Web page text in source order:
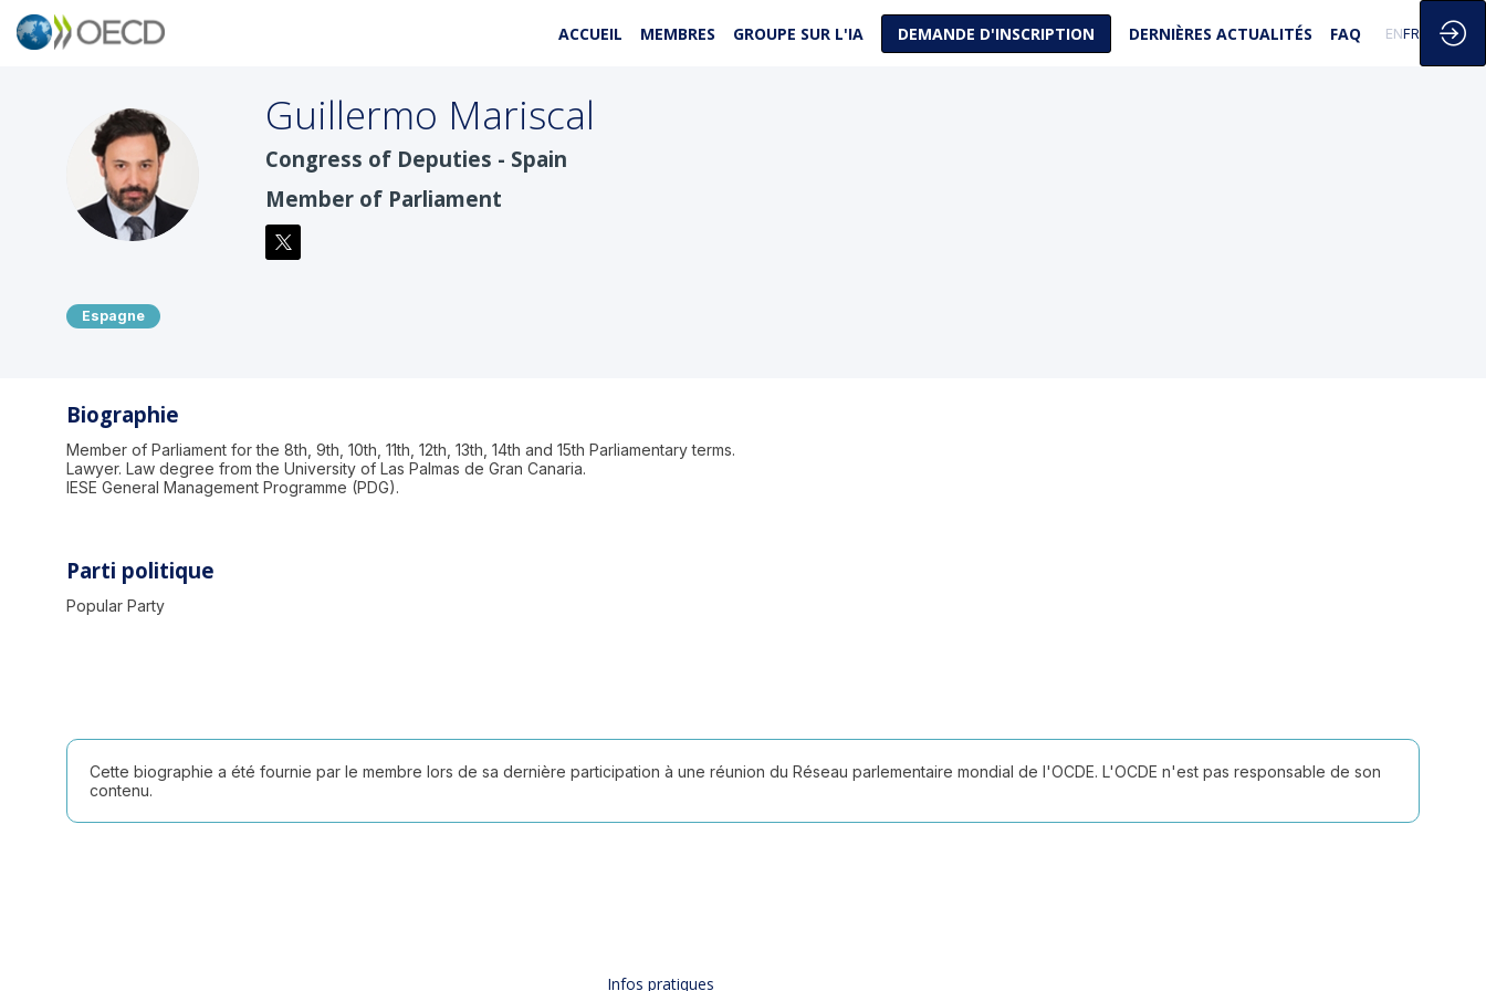
ACCUEIL MEMBRES GROUPE SUR L'IA DEMANDE D'INSCRIPTION DERNIÈRES ACTUALITÉS FAQ ENFR
GM
Guillermo Mariscal
Congress of Deputies - Spain
Member of Parliament
Espagne
Biographie
Member of Parliament for the 8th, 9th, 10th, 11th, 12th, 13th, 14th and 15th Parliamentary terms.
Lawyer. Law degree from the University of Las Palmas de Gran Canaria.
IESE General Management Programme (PDG).
Parti politique
Popular Party
Cette biographie a été fournie par le membre lors de sa dernière participation à une réunion du Réseau parlementaire mondial de l'OCDE. L'OCDE n'est pas responsable de son
contenu.
Infos pratiques